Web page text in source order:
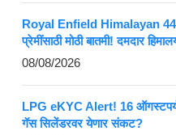
Royal Enfield Himalayan
प्रेमींसाठी मोठी बातमी! दमदार
08/08/2026
LPG eKYC Alert! 16
गॅस सिलेंडरवर येणार संकट?